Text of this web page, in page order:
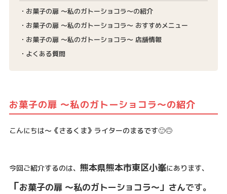
お菓子の扉 ～私のガトーショコラ～の紹介
お菓子の扉 ～私のガトーショコラ～ おすすめメニュー
お菓子の扉 ～私のガトーショコラ～ 店舗情報
よくある質問
お菓子の扉 ～私のガトーショコラ～の紹介
こんにちは～《さるくま》ライターのまるです🙂🙃
今回ご紹介するのは、 熊本県熊本市東区小峯にあります、
「お菓子の扉 ～私のガトーショコラ～」さんです。